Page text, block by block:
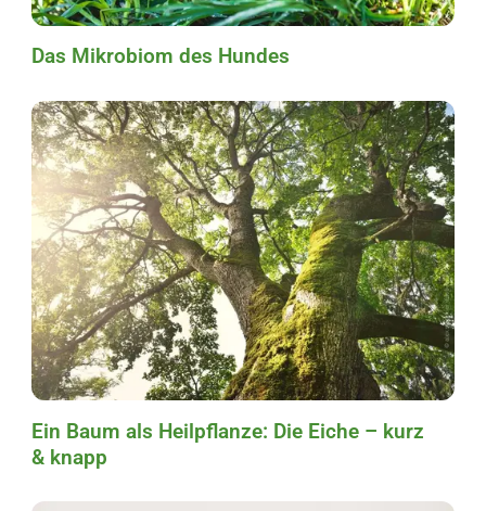
Das Mikrobiom des Hundes
Ein Baum als Heilpflanze: Die Eiche – kurz
& knapp